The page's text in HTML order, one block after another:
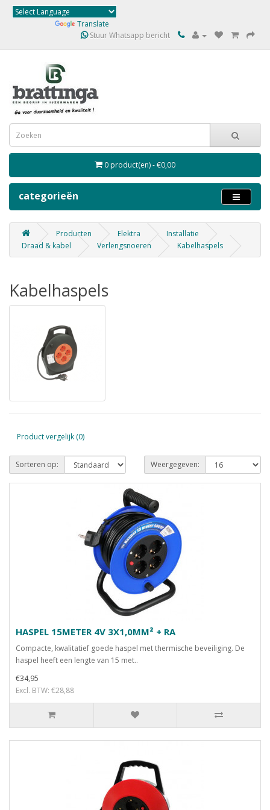
Translate
Stuur Whatsapp bericht
0 product(en) - €0,00
categorieën
Producten Elektra
Installatie
Draad & kabel
Verlengsnoeren Kabelhaspels
Kabelhaspels
Product vergelijk (0)
Sorteren op: Weergegeven:
HASPEL 15METER 4V 3X1,0MM² + RA
Compacte, kwalitatief goede haspel met thermische beveiliging. De
haspel heeft een lengte van 15 met..
€34,95
Excl. BTW: €28,88